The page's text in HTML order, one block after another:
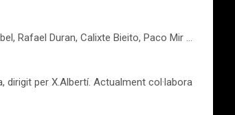
Rafael Duran, Calixte Bieito, Paco Mir …
dirigit per X.Albertí. Actualment col·labora